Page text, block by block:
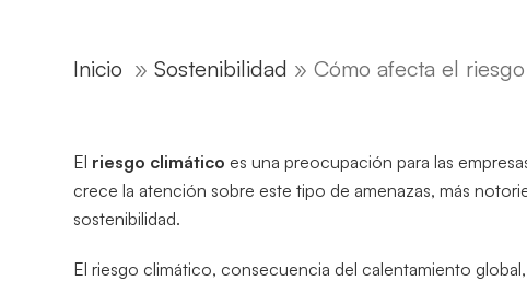
Inicio »Sostenibilidad »Cómo afecta el
El riesgo climático es una preocupación para las
crece la atención sobre este tipo de amenazas, más
sostenibilidad.
El riesgo climático, consecuencia del calentamiento